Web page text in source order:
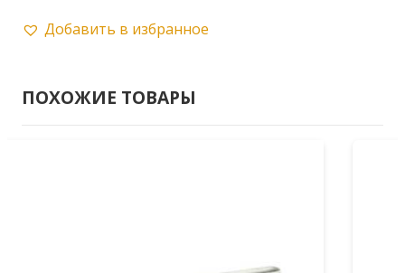
Добавить в избранное
ПОХОЖИЕ ТОВАРЫ